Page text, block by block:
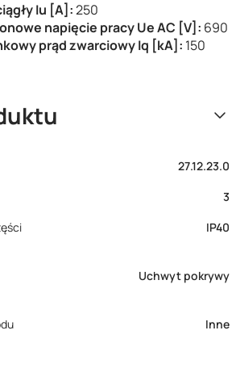
Iu [A]:250
napięcie pracy Ue AC [V]: 690
prąd zwarciowy Iq [kA]: 150
27.12.23.0
3
IP40
Uchwyt pokrywy
Inne